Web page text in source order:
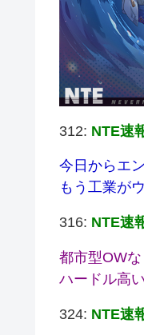
312: NTE速
今日からエ
もう工業が
316: NTE速
都市型OW
ハードル高
324: NTE速